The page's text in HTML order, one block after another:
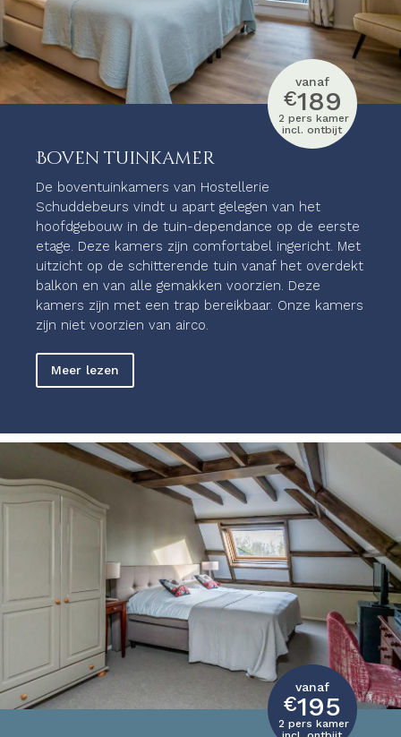
vanaf
€189
2 pers kamer
incl. ontbijt
Boven tuinkamer
De boventuinkamers van Hostellerie
Schuddebeurs vindt u apart gelegen van het
hoofdgebouw in de tuin-dependance op de eerste
etage. Deze kamers zijn comfortabel ingericht. Met
uitzicht op de schitterende tuin vanaf het overdekt
balkon en van alle gemakken voorzien. Deze
kamers zijn met een trap bereikbaar. Onze kamers
zijn niet voorzien van airco.
Meer lezen
vanaf
€195
2 pers kamer